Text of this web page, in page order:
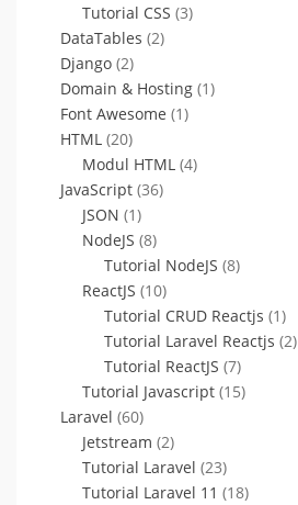
Tutorial CSS (3)
DataTables (2)
Django (2)
Domain & Hosting (1)
Font Awesome (1)
HTML (20)
Modul HTML (4)
JavaScript (36)
JSON (1)
NodeJS (8)
Tutorial NodeJS (8)
ReactJS (10)
Tutorial CRUD Reactjs (1)
Tutorial Laravel Reactjs (2)
Tutorial ReactJS (7)
Tutorial Javascript (15)
Laravel (60)
Jetstream (2)
Tutorial Laravel (23)
Tutorial Laravel 11 (18)